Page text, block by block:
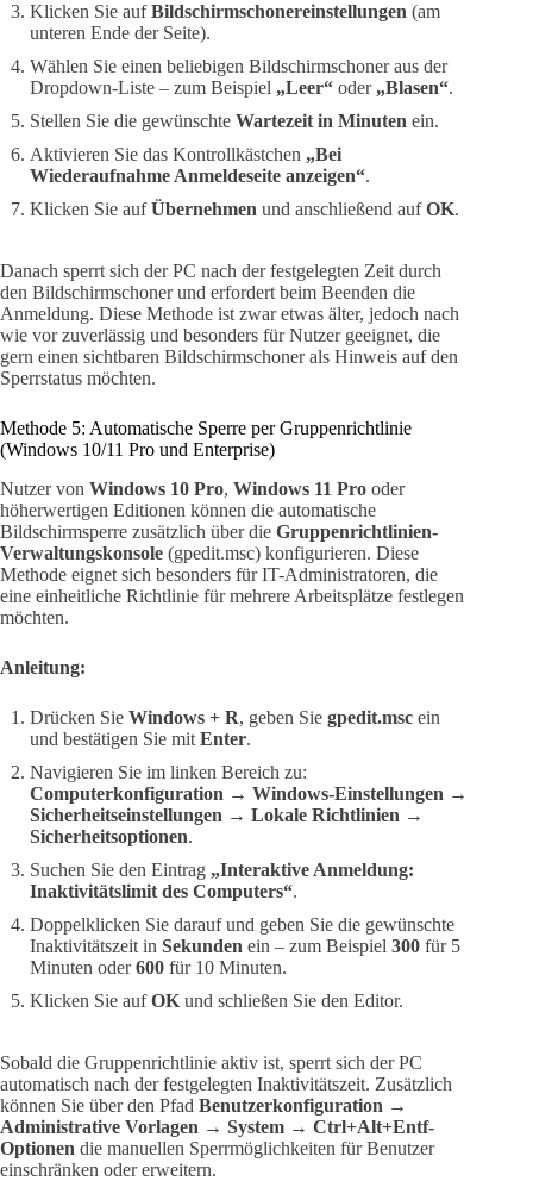
Klicken Sie aufBildschirmschonereinstellungen (am
unteren Ende der Seite).
Wählen Sie einen beliebigen Bildschirmschoner aus der
Dropdown-Liste – zum Beispiel „Leer“ oder „Blasen“.
Stellen Sie die gewünschte Wartezeit in Minuten ein.
Aktivieren Sie das Kontrollkästchen „Bei
Wiederaufnahme Anmeldeseite anzeigen“.
Klicken Sie aufÜbernehmen und anschließend aufOK.
Danach sperrt sich der PC nach der festgelegten Zeit durch
den Bildschirmschoner und erfordert beim Beenden die
Anmeldung. Diese Methode ist zwar etwas älter, jedoch nach
wie vor zuverlässig und besonders für Nutzer geeignet, die
gern einen sichtbaren Bildschirmschoner als Hinweis auf den
Sperrstatus möchten.
Methode 5: Automatische Sperre per Gruppenrichtlinie
(Windows 10/11 Pro und Enterprise)
Nutzer von Windows 10 Pro, Windows 11 Pro oder
höherwertigen Editionen können die automatische
Bildschirmsperre zusätzlich über die Gruppenrichtlinien-
Verwaltungskonsole (gpedit.msc) konfigurieren. Diese
Methode eignet sich besonders für IT-Administratoren, die
eine einheitliche Richtlinie für mehrere Arbeitsplätze festlegen
möchten.
Anleitung:
Drücken Sie Windows + R, geben Sie gpedit.msc ein
und bestätigen Sie mit Enter.
Navigieren Sie im linken Bereich zu:
Computerkonfiguration → Windows-Einstellungen →
Sicherheitseinstellungen → Lokale Richtlinien →
Sicherheitsoptionen.
Suchen Sie den Eintrag „Interaktive Anmeldung:
Inaktivitätslimit des Computers“.
Doppelklicken Sie darauf und geben Sie die gewünschte
Inaktivitätszeit in Sekunden ein – zum Beispiel 300 für 5
Minuten oder600 für 10 Minuten.
Klicken Sie aufOK und schließen Sie den Editor.
Sobald die Gruppenrichtlinie aktiv ist, sperrt sich der PC
automatisch nach der festgelegten Inaktivitätszeit. Zusätzlich
können Sie über den Pfad Benutzerkonfiguration →
Administrative Vorlagen → System → Ctrl+Alt+Entf-
Optionen die manuellen Sperrmöglichkeiten für Benutzer
einschränken oder erweitern.